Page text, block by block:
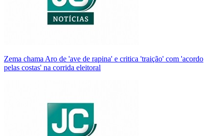
Zema chama Aro de 'ave de rapina' e critica 'traição' com 'acordo
pelas costas' na corrida eleitoral